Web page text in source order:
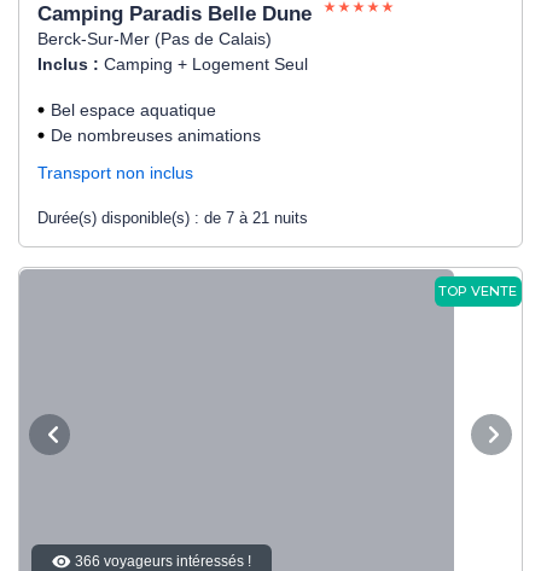
Camping Paradis Belle Dune
Berck-Sur-Mer (Pas de Calais)
Inclus : Camping + Logement Seul
Bel espace aquatique
De nombreuses animations
Transport non inclus
Durée(s) disponible(s) : de 7 à 21 nuits
TOP VENTE
366 voyageurs intéressés !